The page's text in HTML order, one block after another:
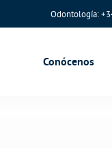
Odontología:
Conócenos